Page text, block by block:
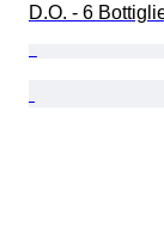
D.O. - 6